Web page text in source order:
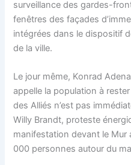
surveillance des gardes-
fenêtres des façades
intégrées dans le dispositif
de la ville.
Le jour même, Konrad
appelle la population à
des Alliés n’est pas
Willy Brandt, proteste
manifestation devant le Mur
000 personnes autour du